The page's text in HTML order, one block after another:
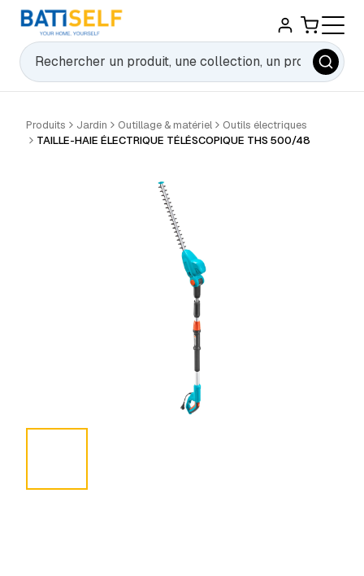
Rechercher
Produits Jardin Outillage & matériel
Outils électriques
TAILLE-HAIE ÉLECTRIQUE TÉLÉSCOPIQUE THS 500/48